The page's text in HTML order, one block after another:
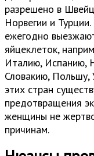
разрешено в
Норвегии и
ежегодно
яйцеклеток,
Италию, Испанию,
Словакию, Польшу,
этих стран
предотвращения
женщины не
причинам.